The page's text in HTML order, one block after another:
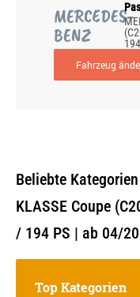
MERCEDES-
BENZ
Fahrzeug
Beliebte Kategorien
KLASSE Coupe
/ 194 PS | ab 04/
Top Kategorien